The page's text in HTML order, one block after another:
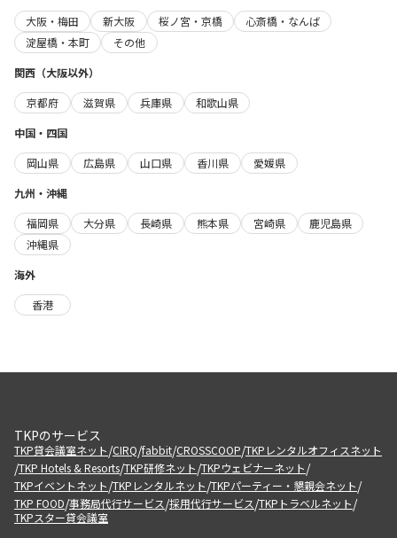
大阪・梅田
新大阪 桜ノ宮・京橋
心斎橋・なんば
淀屋橋・本町
その他
関西（大阪以外）
京都府
滋賀県 兵庫県
和歌山県
中国・四国
岡山県
広島県 山口県 香川県
愛媛県
九州・沖縄
福岡県
大分県 長崎県 熊本県 宮崎県
鹿児島県
沖縄県
海外
香港
TKPのサービス
TKP貸会議室ネット/CIRQ/fabbit/CROSSCOOP/TKPレンタルオフィスネット
/TKP Hotels & Resorts/TKP研修ネット/TKPウェビナーネット/
TKPイベントネット/TKPレンタルネット/TKPパーティー・懇親会ネット/
TKP FOOD/事務局代行サービス/採用代行サービス/TKPトラベルネット/
TKPスター貸会議室